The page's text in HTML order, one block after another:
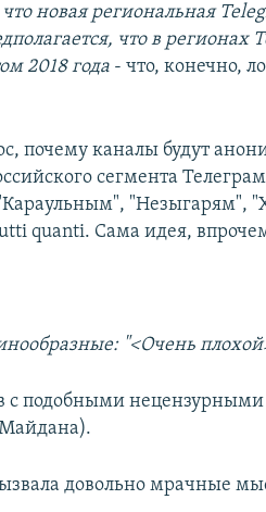
новая региональная
что в
2018 года - что, конечно,
почему каналы будут
сегмента
"Незыгарям",
quanti. Сама идея,
"<Очень
с подобными
довольно мрачные